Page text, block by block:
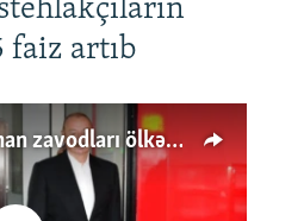
artıb
Ard-arda açılan dərman zavodları ölkənin tələbatını ödəyirmi?